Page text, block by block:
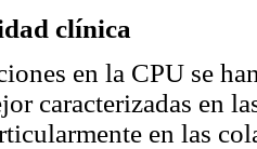
clínica
en la CPU se
caracterizadas en
en las